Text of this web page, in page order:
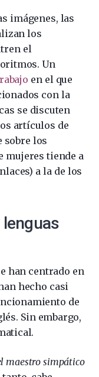
imágenes, las
los
el
Un
en el que
con la
se discuten
artículos de
sobre los
mujeres tiende a
a la de los
han centrado en
hecho casi
de
Sin embargo,
maestro simpático